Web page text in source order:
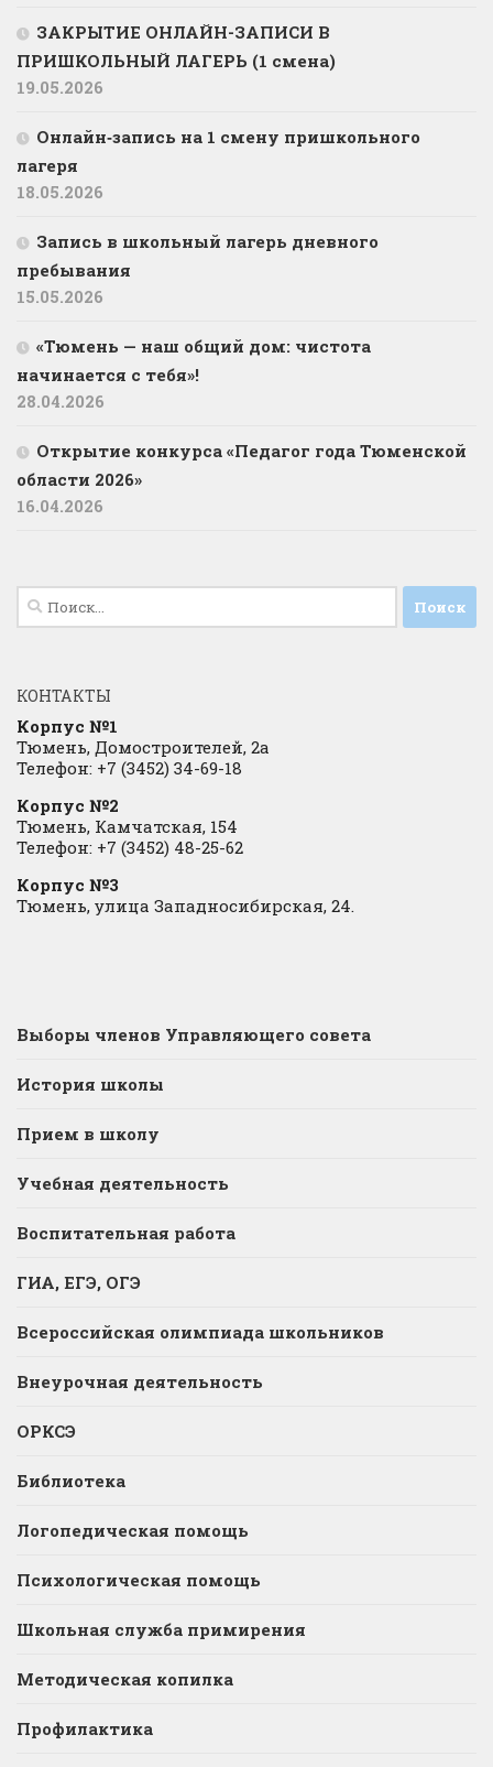
ЗАКРЫТИЕ ОНЛАЙН-ЗАПИСИ В
ПРИШКОЛЬНЫЙ ЛАГЕРЬ (1 смена)
19.05.2026
Онлайн‑запись на 1 смену пришкольного
лагеря
18.05.2026
Запись в школьный лагерь дневного
пребывания
15.05.2026
«Тюмень — наш общий дом: чистота
начинается с тебя»!
28.04.2026
Открытие конкурса «Педагог года Тюменской
области 2026»
16.04.2026
Найти:
КОНТАКТЫ
Корпус №1
Тюмень, Домостроителей, 2а
Телефон: +7 (3452) 34-69-18
Корпус №2
Тюмень, Камчатская, 154
Телефон: +7 (3452) 48-25-62
Корпус №3
Тюмень, улица Западносибирская, 24.
Выборы членов Управляющего совета
История школы
Прием в школу
Учебная деятельность
Воспитательная работа
ГИА, ЕГЭ, ОГЭ
Всероссийская олимпиада школьников
Внеурочная деятельность
ОРКСЭ
Библиотека
Логопедическая помощь
Психологическая помощь
Школьная служба примирения
Методическая копилка
Профилактика